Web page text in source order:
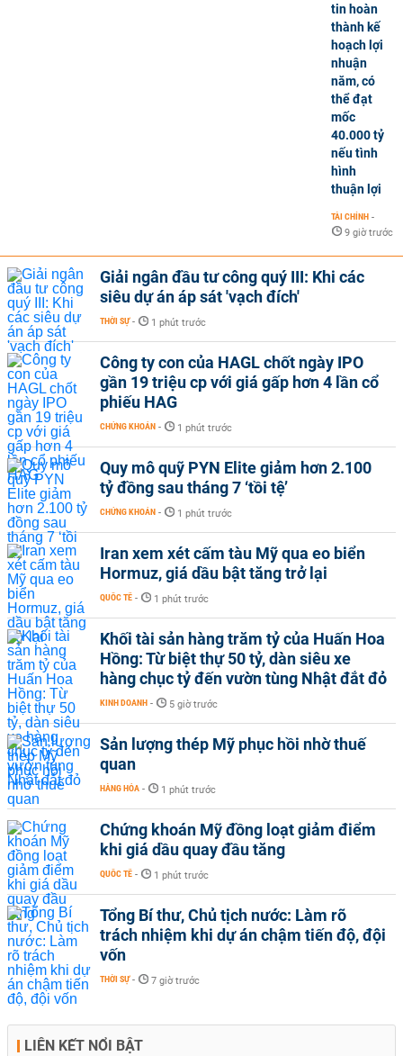
tin hoàn
thành kế
hoạch lợi
nhuận
năm, có
thể đạt
mốc
40.000 tỷ
nếu tình
hình
thuận lợi
TÀI CHÍNH -
9 giờ trước
Giải ngân đầu tư công quý III: Khi các
siêu dự án áp sát 'vạch đích'
THỜI SỰ - 1 phút trước
Công ty con của HAGL chốt ngày IPO
gần 19 triệu cp với giá gấp hơn 4 lần cổ
phiếu HAG
CHỨNG KHOÁN - 1 phút trước
Quy mô quỹ PYN Elite giảm hơn 2.100
tỷ đồng sau tháng 7 ‘tồi tệ’
CHỨNG KHOÁN - 1 phút trước
Iran xem xét cấm tàu Mỹ qua eo biển
Hormuz, giá dầu bật tăng trở lại
QUỐC TẾ - 1 phút trước
Khối tài sản hàng trăm tỷ của Huấn Hoa
Hồng: Từ biệt thự 50 tỷ, dàn siêu xe
hàng chục tỷ đến vườn tùng Nhật đắt đỏ
KINH DOANH - 5 giờ trước
Sản lượng thép Mỹ phục hồi nhờ thuế
quan
HÀNG HÓA - 1 phút trước
Chứng khoán Mỹ đồng loạt giảm điểm
khi giá dầu quay đầu tăng
QUỐC TẾ - 1 phút trước
Tổng Bí thư, Chủ tịch nước: Làm rõ
trách nhiệm khi dự án chậm tiến độ, đội
vốn
THỜI SỰ - 7 giờ trước
LIÊN KẾT NỔI BẬT